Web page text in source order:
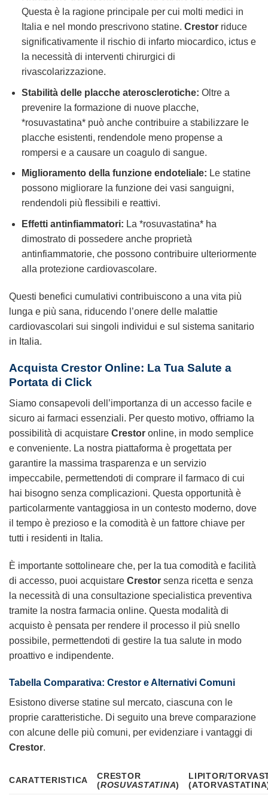
Questa è la ragione principale per cui molti medici in
Italia e nel mondo prescrivono statine. Crestorriduce
significativamente il rischio di infarto miocardico, ictus e
la necessità di interventi chirurgici di
rivascolarizzazione.
Stabilità delle placche aterosclerotiche: Oltre a
prevenire la formazione di nuove placche,
*rosuvastatina* può anche contribuire a stabilizzare le
placche esistenti, rendendole meno propense a
rompersi e a causare un coagulo di sangue.
Miglioramento della funzione endoteliale: Le statine
possono migliorare la funzione dei vasi sanguigni,
rendendoli più flessibili e reattivi.
Effetti antinfiammatori: La *rosuvastatina* ha
dimostrato di possedere anche proprietà
antinfiammatorie, che possono contribuire ulteriormente
alla protezione cardiovascolare.
Questi benefici cumulativi contribuiscono a una vita più
lunga e più sana, riducendo l’onere delle malattie
cardiovascolari sui singoli individui e sul sistema sanitario
in Italia.
Acquista Crestor Online: La Tua Salute a
Portata di Click
Siamo consapevoli dell’importanza di un accesso facile e
sicuro ai farmaci essenziali. Per questo motivo, offriamo la
possibilità di acquistare Crestor online, in modo semplice
e conveniente. La nostra piattaforma è progettata per
garantire la massima trasparenza e un servizio
impeccabile, permettendoti di comprare il farmaco di cui
hai bisogno senza complicazioni. Questa opportunità è
particolarmente vantaggiosa in un contesto moderno, dove
il tempo è prezioso e la comodità è un fattore chiave per
tutti i residenti in Italia.
È importante sottolineare che, per la tua comodità e facilità
di accesso, puoi acquistare Crestor senza ricetta e senza
la necessità di una consultazione specialistica preventiva
tramite la nostra farmacia online. Questa modalità di
acquisto è pensata per rendere il processo il più snello
possibile, permettendoti di gestire la tua salute in modo
proattivo e indipendente.
Tabella Comparativa: Crestor e Alternativi Comuni
Esistono diverse statine sul mercato, ciascuna con le
proprie caratteristiche. Di seguito una breve comparazione
con alcune delle più comuni, per evidenziare i vantaggi di
Crestor.
CARATTERISTICA
CRESTOR
(ROSUVASTATINA)
LIPITOR/